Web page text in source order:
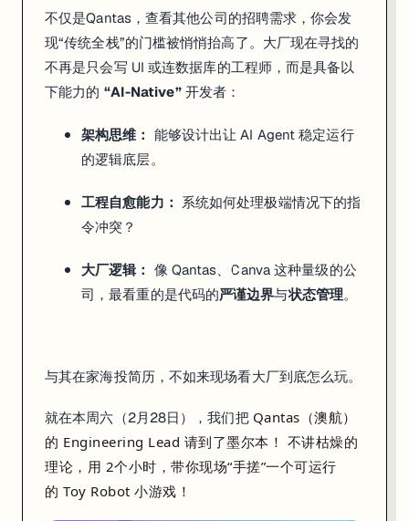
不仅是Qantas，查看其他公司的招聘需求，你会发
现“传统全栈”的门槛被悄悄抬高了。大厂现在寻找的
不再是只会写 UI 或连数据库的工程师，而是具备以
下能力的 “AI-Native”开发者：
架构思维： 能够设计出让 AI Agent 稳定运行
的逻辑底层。
工程自愈能力： 系统如何处理极端情况下的指
令冲突？
大厂逻辑： 像 Qantas、Canva 这种量级的公
司，最看重的是代码的严谨边界与状态管理。
与其在家海投简历，不如来现场看大厂到底怎么玩。
就在本周六（2月28日），我们把 Qantas（澳航）
的 Engineering Lead 请到了墨尔本！ 不讲枯燥的
理论，用 2个小时 ，带你现场“手搓”一个可运行
的Toy Robot 小游戏 ！